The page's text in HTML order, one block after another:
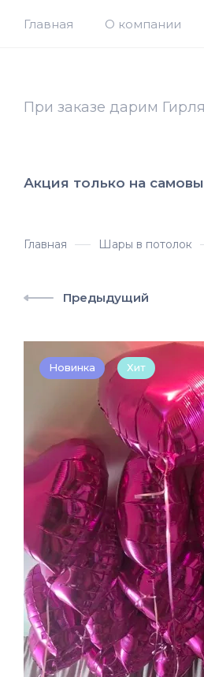
Главная О компании
При заказе дарим
Акция только на
Главная Шары в потолок
Предыдущий
Новинка Хит